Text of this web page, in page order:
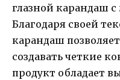
глазной карандаш
Благодаря своей
карандаш
создавать четкие
продукт обладает